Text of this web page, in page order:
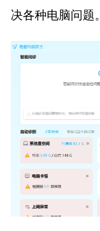
决各种电脑问题。